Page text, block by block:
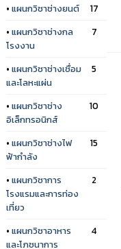
• แผนกวิชาช่างยนต์
17
• แผนกวิชาช่างกล
โรงงาน
7
• แผนกวิชาช่างเชื่อม
และโลหะแผ่น
5
• แผนกวิชาช่าง
อิเล็กทรอนิกส์
10
• แผนกวิชาช่างไฟ
ฟ้ากำลัง
15
• แผนกวิชาการ
โรงแรมและการท่อง
เที่ยว
2
• แผนกวิชาอาหาร
และโภชนาการ
4